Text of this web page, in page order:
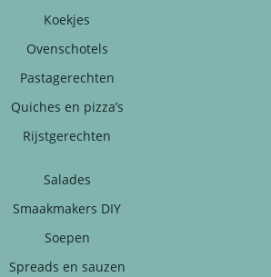
Koekjes
Ovenschotels
Pastagerechten
Quiches en pizza’s
Rijstgerechten
Salades
Smaakmakers DIY
Soepen
Spreads en sauzen